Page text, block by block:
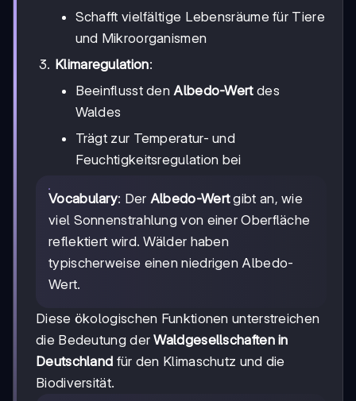
Schafft vielfältige Lebensräume für Tiere
und Mikroorganismen
Klimaregulation:
Beeinflusst den Albedo-Wertdes
Waldes
Trägt zur Temperatur- und
Feuchtigkeitsregulation bei
Vocabulary: Der Albedo-Wertgibt an, wie
viel Sonnenstrahlung von einer Oberfläche
reflektiert wird. Wälder haben
typischerweise einen niedrigen Albedo-
Wert.
Diese ökologischen Funktionen unterstreichen
die Bedeutung derWaldgesellschaften in
Deutschland für den Klimaschutz und die
Biodiversität.